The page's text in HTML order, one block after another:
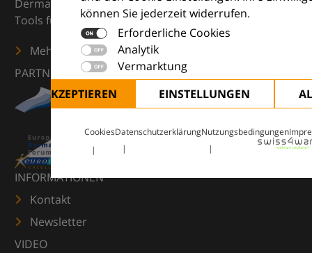
können Sie jederzeit widerrufen.
Erforderliche Cookies
Analytik
Vermarktung
ALLE AKZEPTIEREN
EINSTELLUNGEN
CookiesDatenschutzerklärungNutzungsbedingungen
Dermatologie – mit Wissen, Bildern und praktischen
Tools für den klinischen Alltag.
Mehr erfahren
PARTNER
INFORMATIONEN
Kontakt
Newsletter
VIDEO